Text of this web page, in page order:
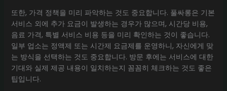
또한, 가격 정책을 미리 파악하는 것도 중요합니다. 풀싸롱은 기본
서비스 외에 추가 요금이 발생하는 경우가 많으며, 시간당 비용,
음료 가격, 특별 서비스 비용 등을 미리 확인하는 것이 좋습니다.
일부 업소는 정액제 또는 시간제 요금제를 운영하니, 자신에게 맞
는 방식을 선택하는 것도 중요합니다. 방문 후에는 서비스에 대한
기대와 실제 제공 내용이 일치하는지 꼼꼼히 체크하는 것도 좋은
팁입니다.